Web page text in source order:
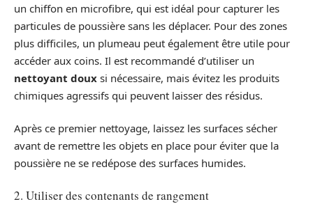
un chiffon en microfibre, qui est idéal pour capturer les
particules de poussière sans les déplacer. Pour des zones
plus difficiles, un plumeau peut également être utile pour
accéder aux coins. Il est recommandé d’utiliser un
nettoyant doux si nécessaire, mais évitez les produits
chimiques agressifs qui peuvent laisser des résidus.
Après ce premier nettoyage, laissez les surfaces sécher
avant de remettre les objets en place pour éviter que la
poussière ne se redépose des surfaces humides.
2. Utiliser des contenants de rangement